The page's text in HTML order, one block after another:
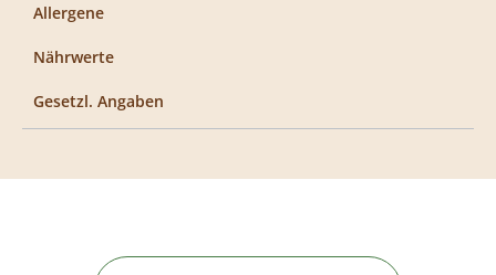
Allergene
Nährwerte
Gesetzl. Angaben